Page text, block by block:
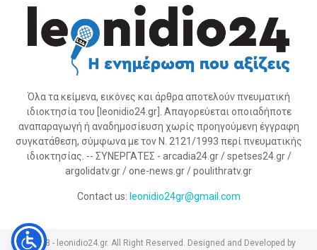
Όλα τα κείμενα, εικόνες και άρθρα αποτελούν πνευματική
ιδιοκτησία του [leonidio24.gr]. Απαγορεύεται οποιαδήποτε
αναπαραγωγή ή αναδημοσίευση χωρίς προηγούμενη έγγραφη
συγκατάθεση, σύμφωνα με τον Ν. 2121/1993 περί πνευματικής
ιδιοκτησίας. -- ΣΥΝΕΡΓΑΤΕΣ - arcadia24.gr / spetses24.gr /
argolidatv.gr / one-news.gr / poulithratv.gr
Contact us: leonidio24gr@gmail.com
@2023 - leonidio24.gr. All Right Reserved. Designed and Developed by